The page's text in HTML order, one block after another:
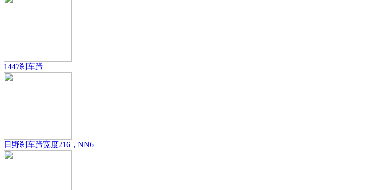
1447刹车蹄
日野刹车蹄宽度216，NN6